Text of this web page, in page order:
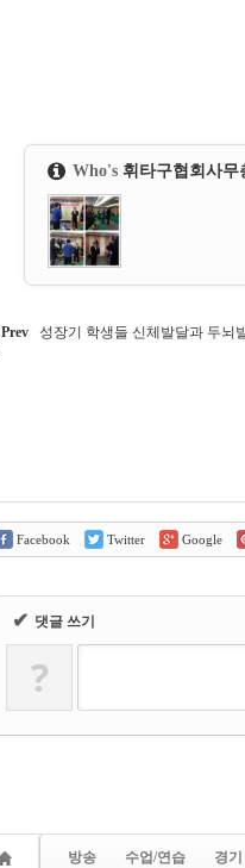
Who's 휘타구협회사무
Prev
성장기 학생들 신체발달과 두뇌
Facebook Twitter Google
✔ 댓글 쓰기
?
방송 수업/연습 경기